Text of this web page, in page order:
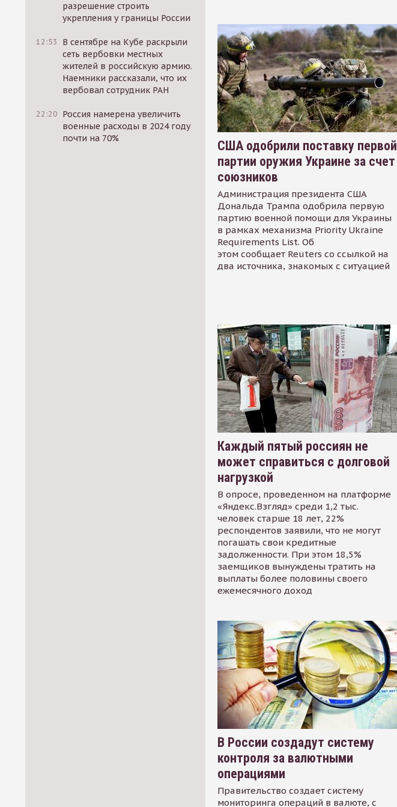
разрешение строить
укрепления у границы России
12:53
В сентябре на Кубе раскрыли
сеть вербовки местных
жителей в российскую армию.
Наемники рассказали, что их
вербовал сотрудник РАН
22:20 Россия намерена увеличить
военные расходы в 2024 году
почти на 70%
США одобрили поставку первой
партии оружия Украине за счет
союзников
Администрация президента США
Дональда Трампа одобрила первую
партию военной помощи для Украины
в рамках механизма Priority Ukraine
Requirements List. Об
этом сообщает Reuters со ссылкой на
два источника, знакомых с ситуацией
Каждый пятый россиян не
может справиться с долговой
нагрузкой
В опросе, проведенном на платформе
«Яндекс.Взгляд» среди 1,2 тыс.
человек старше 18 лет, 22%
респондентов заявили, что не могут
погашать свои кредитные
задолженности. При этом 18,5%
заемщиков вынуждены тратить на
выплаты более половины своего
ежемесячного доход
В России создадут систему
контроля за валютными
операциями
Правительство создает систему
мониторинга операций в валюте, с